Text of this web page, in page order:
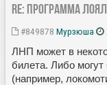
Re: Программа
#849878 Мурзюша
ЛНП может в
билета. Либо
(например,